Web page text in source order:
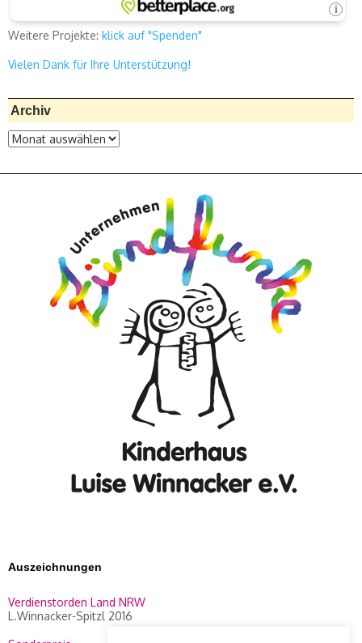
Weitere Projekte: klick auf "Spenden"
Vielen Dank für Ihre Unterstützung!
Archiv
Archiv
Auszeichnungen
Verdienstorden Land NRW
L.Winnacker-Spitzl 2016